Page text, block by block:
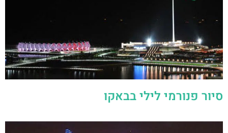
סיור פנורמי לילי בבאקו